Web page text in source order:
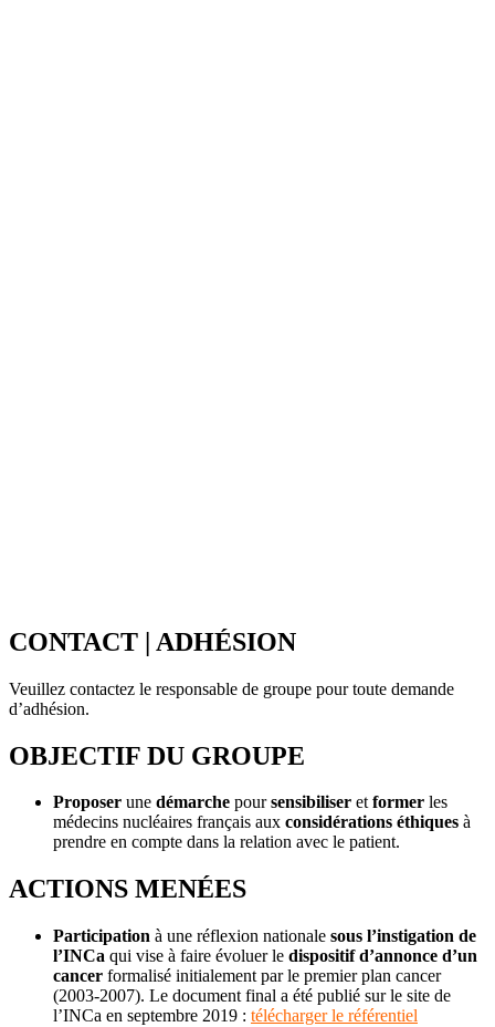
CONTACT | ADHÉSION
Veuillez contactez le responsable de groupe pour toute demande
d’adhésion.
OBJECTIF DU GROUPE
Proposer une démarche poursensibiliser etformer les
médecins nucléaires français aux considérations éthiques à
prendre en compte dans la relation avec le patient.
ACTIONS MENÉES
Participation à une réflexion nationale sous l’instigation de
l’INCa qui vise à faire évoluer le dispositif d’annonce d’un
cancer formalisé initialement par le premier plan cancer
(2003-2007). Le document final a été publié sur le site de
l’INCa en septembre 2019 : télécharger le référentiel